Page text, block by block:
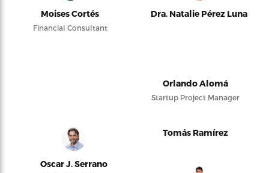
Moises Cortés
Financial Consultant
Dra. Natalie Pérez Luna
Orlando Alomá
Startup Project Manager
Oscar J. Serrano
Tomás Ramírez